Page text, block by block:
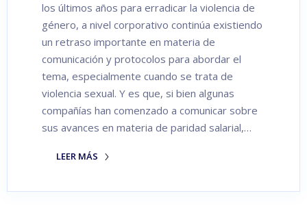
los últimos años para erradicar la violencia de
género, a nivel corporativo continúa existiendo
un retraso importante en materia de
comunicación y protocolos para abordar el
tema, especialmente cuando se trata de
violencia sexual. Y es que, si bien algunas
compañías han comenzado a comunicar sobre
sus avances en materia de paridad salarial,…
LEER MÁS